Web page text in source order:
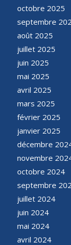
octobre 2025
septembre
août 2025
juillet 2025
juin 2025
mai 2025
avril 2025
mars 2025
février 2025
janvier 2025
décembre
novembre
octobre 2024
septembre
juillet 2024
juin 2024
mai 2024
avril 2024